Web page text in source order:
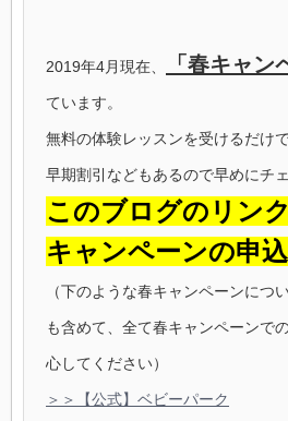
2019年4月現在、 「春キャン
ています。
無料の体験レッスンを受けるだけ
早期割引などもあるので早めにチ
このブログのリン
キャンペーンの申込
（下のような春キャンペーンにつ
も含めて、全て春キャンペーンで
心してください）
＞＞【公式】ベビーパーク